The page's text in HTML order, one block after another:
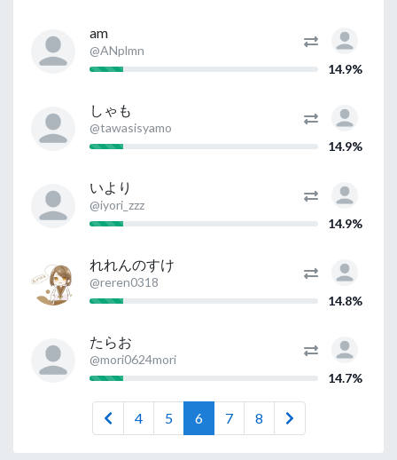
am
@ANplmn
14.9%
しゃも
@tawasisyamo
14.9%
いより
@iyori_zzz
14.9%
れれんのすけ
@reren0318
14.8%
たらお
@mori0624mori
14.7%
4 5 6 7 8